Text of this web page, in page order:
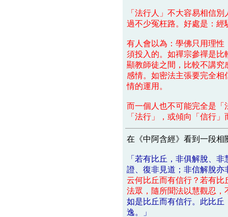
「法行人」不大容易相信
過不少冤枉路。好處是：
有人會以為：學佛只用理
須投入的。如禪宗參禪是
顯教師徒之間，比較不講
感情。如密法主張要完全相
情的運用。
而一個人也不可能完全是
「法行」，或傾向「信行」
在《中阿含經》看到一段
「若有比丘，非俱解脫、
證、復非見道；非信解脫亦
云何比丘而有信行？若有比
法眾，隨所聞法以慧觀忍，
如是比丘而有信行。此比丘
逸。」